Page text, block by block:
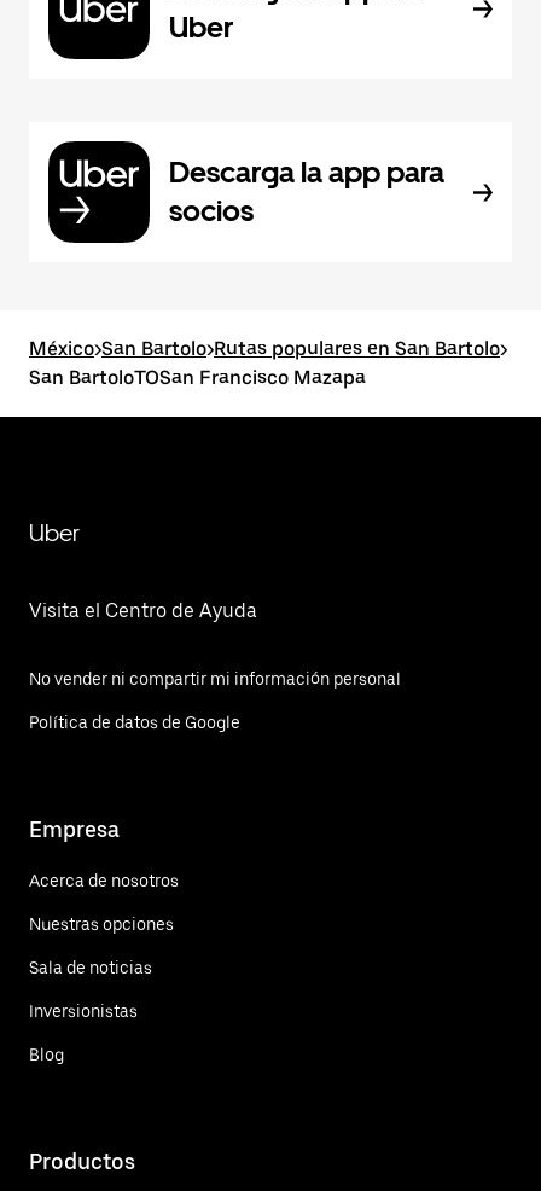
Uber
Descarga la app para
socios
México>San Bartolo>Rutas populares en San Bartolo>
San BartoloTOSan Francisco Mazapa
Uber
Visita el Centro de Ayuda
No vender ni compartir mi información personal
Política de datos de Google
Empresa
Acerca de nosotros
Nuestras opciones
Sala de noticias
Inversionistas
Blog
Productos